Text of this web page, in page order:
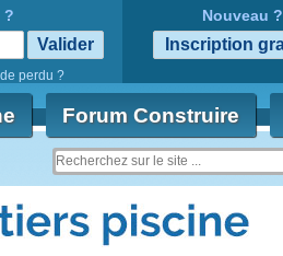
?
perdu ?
Nouveau ?
Forum Construire